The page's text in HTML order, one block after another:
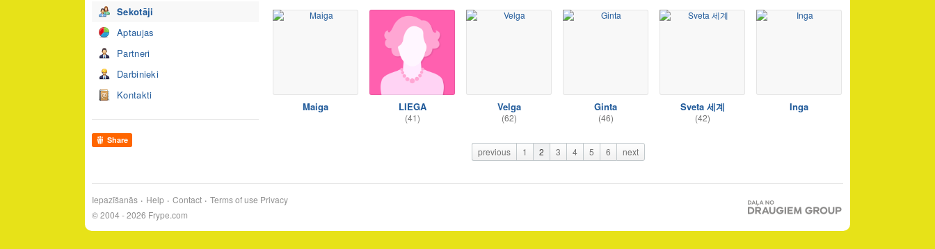
Sekotāji
Aptaujas
Partneri
Darbinieki
Kontakti
Share
Maiga LIEGA
(41)
Velga
(62)
Ginta
(46)
Sveta 세계
(42)
Inga
previous 1 2 3 4 5 6 next
Iepazīšanās Help Contact Terms of use Privacy
© 2004 - 2026 Frype.com